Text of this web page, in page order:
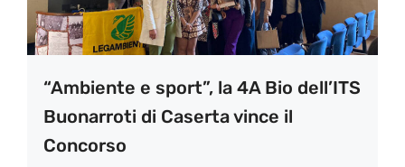
“Ambiente e sport”, la 4A Bio dell’ITS
Buonarroti di Caserta vince il
Concorso